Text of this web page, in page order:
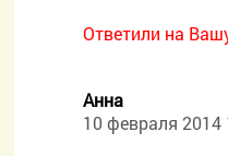
Ответили на
Анна
10 февраля 2014